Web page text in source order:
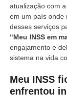
atualização com
em um país onde
desses serviços
“Meu INSS em
engajamento e
sistema na vida
Meu INSS
enfrentou